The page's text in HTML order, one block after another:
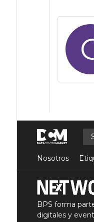
Nosotros
BPS forma
digitales y